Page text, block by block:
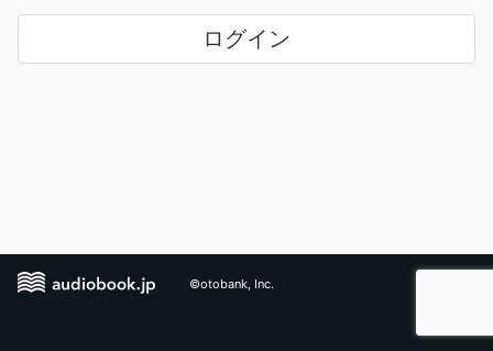
ログイン
©otobank, Inc.